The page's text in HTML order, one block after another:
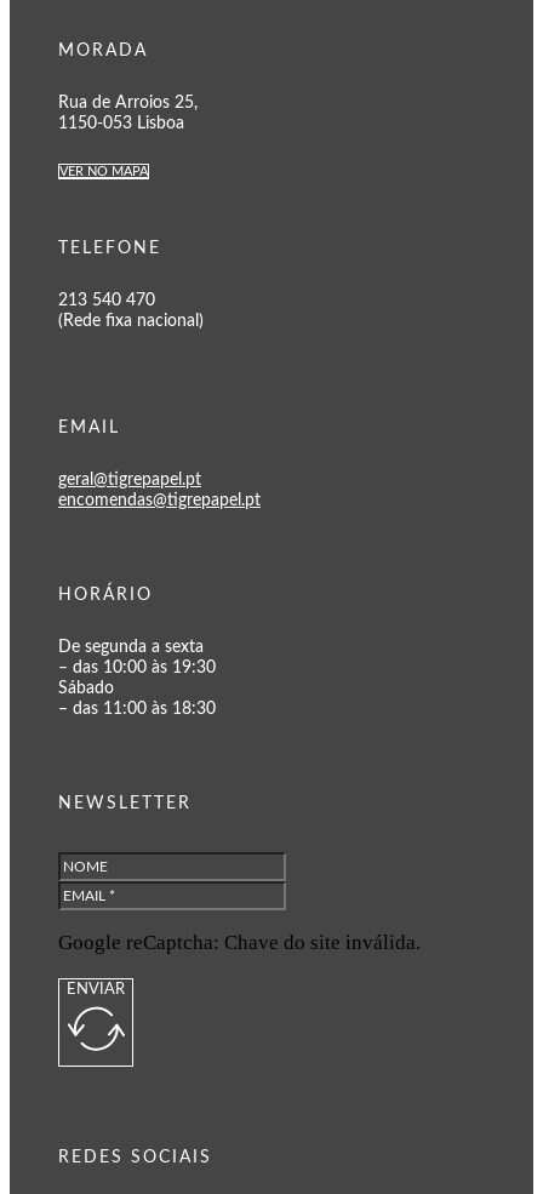
MORADA
Rua de Arroios 25,
1150-053 Lisboa
VER NO MAPA
TELEFONE
213 540 470
(Rede fixa nacional)
EMAIL
geral@tigrepapel.pt
encomendas@tigrepapel.pt
HORÁRIO
De segunda a sexta
– das 10:00 às 19:30
Sábado
– das 11:00 às 18:30
NEWSLETTER
Google reCaptcha: Chave do site inválida.
ENVIAR
REDES SOCIAIS